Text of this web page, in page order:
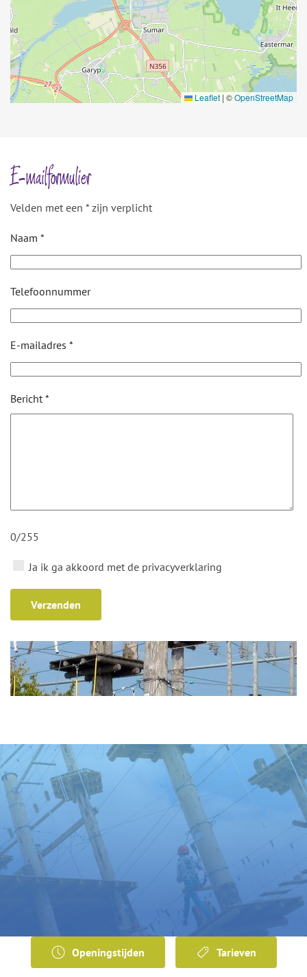
Leaflet | ©OpenStreetMap
E-mailformulier
Velden met een * zijn verplicht
Naam *
Telefoonnummer
E-mailadres *
Bericht *
0/255
Ja ik ga akkoord met de privacyverklaring
Verzenden
Openingstijden Tarieven